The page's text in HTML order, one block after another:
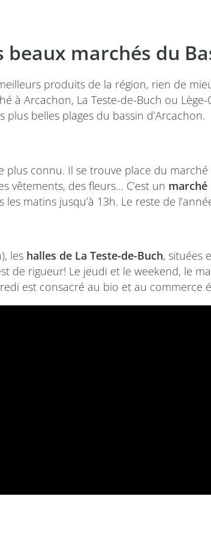
beaux marchés du
produits de la région, rien de
à Arcachon, La Teste-de-Buch ou
belles plages du bassin d’Arcachon.
plus connu. Il se trouve place du
vêtements, des fleurs… C’est un
matins jusqu’à 13h. Le reste de
les halles de La Teste-de-Buch, situées
de rigueur! Le jeudi et le weekend, le
est consacré au bio et au commerce